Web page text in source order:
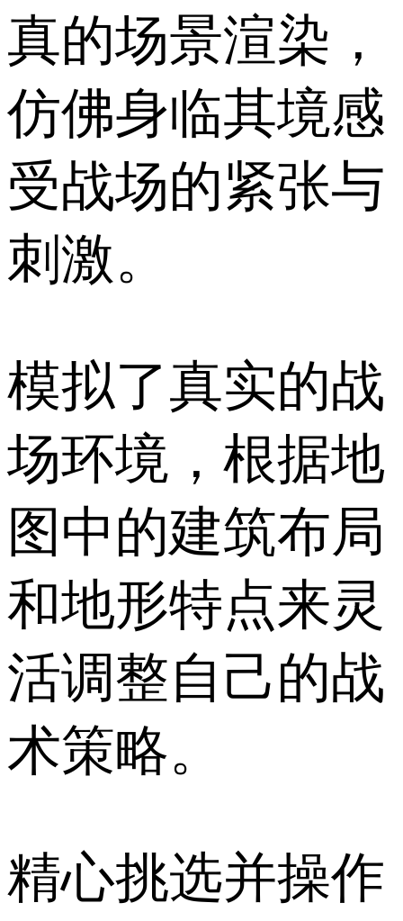
真的场景渲染，
仿佛身临其境感
受战场的紧张与
刺激。
模拟了真实的战
场环境，根据地
图中的建筑布局
和地形特点来灵
活调整自己的战
术策略。
精心挑选并操作